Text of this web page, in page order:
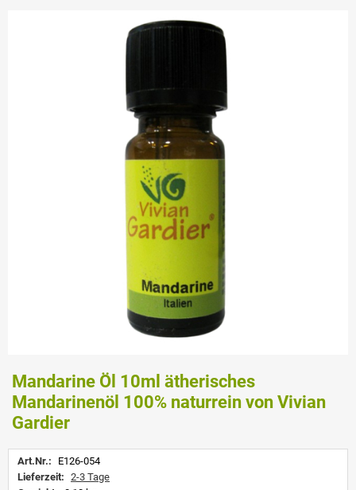
Mandarine Öl 10ml ätherisches
Mandarinenöl 100% naturrein von Vivian
Gardier
Art.Nr.:
E126-054
Lieferzeit: 2-3 Tage